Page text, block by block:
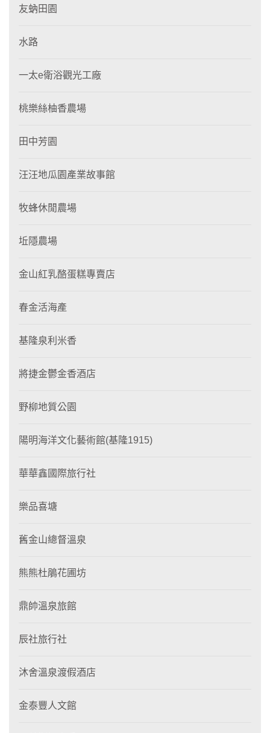
友蚋田園
水路
一太e衛浴觀光工廠
桃樂絲柚香農場
田中芳園
汪汪地瓜園產業故事館
牧蜂休閒農場
坵隱農場
金山紅乳酪蛋糕專賣店
春金活海產
基隆泉利米香
將捷金鬱金香酒店
野柳地質公園
陽明海洋文化藝術館(基隆1915)
華華鑫國際旅行社
樂品喜塘
舊金山總督溫泉
熊熊杜鵑花圃坊
鼎帥溫泉旅館
辰社旅行社
沐舍溫泉渡假酒店
金泰豐人文館